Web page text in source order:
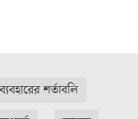
ব্যবহারের শর্তাবলি